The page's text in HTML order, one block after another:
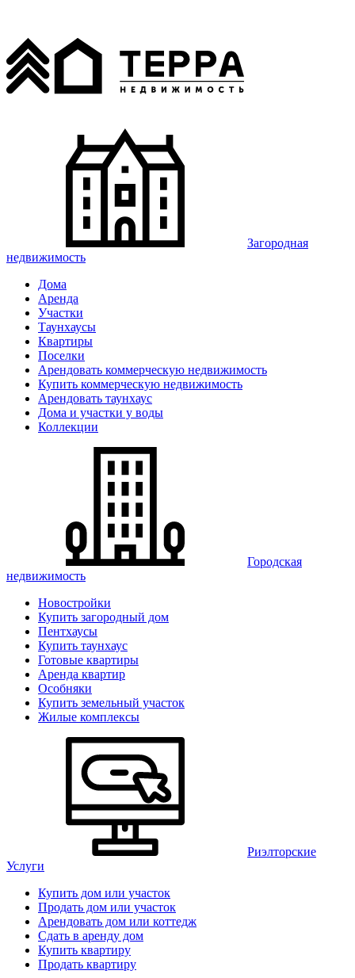
Загородная
недвижимость
Дома
Аренда
Участки
Таунхаусы
Квартиры
Поселки
Арендовать коммерческую недвижимость
Купить коммерческую недвижимость
Арендовать таунхаус
Дома и участки у воды
Коллекции
Городская
недвижимость
Новостройки
Купить загородный дом
Пентхаусы
Купить таунхаус
Готовые квартиры
Аренда квартир
Особняки
Купить земельный участок
Жилые комплексы
Риэлторские
Услуги
Купить дом или участок
Продать дом или участок
Арендовать дом или коттедж
Сдать в аренду дом
Купить квартиру
Продать квартиру